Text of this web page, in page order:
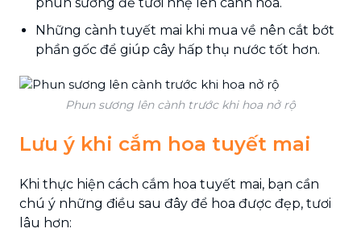
Những cành tuyết mai khi mua về nên cắt bớt
phần gốc để giúp cây hấp thụ nước tốt hơn.
Phun sương lên cành trước khi hoa nở rộ
Lưu ý khi cắm hoa tuyết mai
Khi thực hiện cách cắm hoa tuyết mai, bạn cần
chú ý những điều sau đây để hoa được đẹp, tươi
lâu hơn: